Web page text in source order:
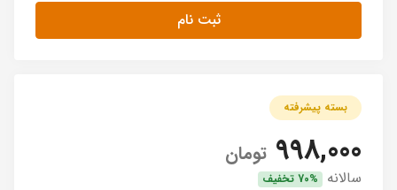
ثبت نام
بسته پیشرفته
998,000 تومان
سالانه 70% تخفیف